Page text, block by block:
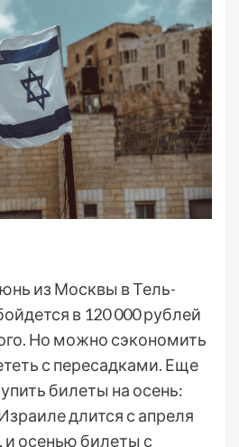
из Москвы в Тель-
в 120 000 рублей
Но можно сэкономить
с пересадками. Еще
билеты на осень:
длится с апреля
и осенью билеты с